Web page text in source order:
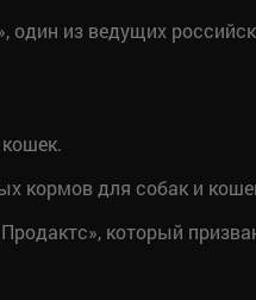
из ведущих
кормов для собак и
который